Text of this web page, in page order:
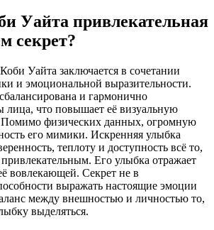
Уайта привлекательная
секрет?
Уайта заключается в сочетании
и эмоциональной выразительности.
и гармонично
лица, что повышает её визуальную
Помимо физических данных, огромную
его мимики. Искренняя улыбка
теплоту и доступность всё то,
привлекательным. Его улыбка отражает
вовлекающей. Секрет не в
выражать настоящие эмоции
между внешностью и личностью то,
выделяться.